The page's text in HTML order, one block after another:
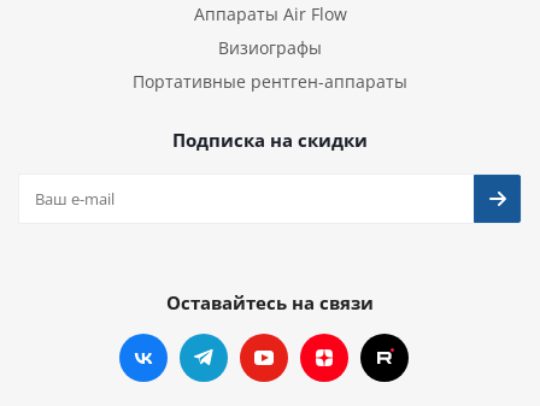
Аппараты Air Flow
Визиографы
Портативные рентген-аппараты
Подписка на скидки
Оставайтесь на связи